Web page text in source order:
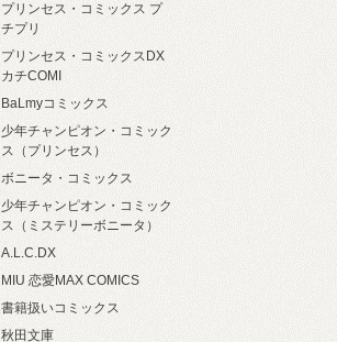
プリンセス・コミックス プ
チプリ
プリンセス・コミックスDX
カチCOMI
BaLmyコミックス
少年チャンピオン・コミック
ス（プリンセス）
ボニータ・コミックス
少年チャンピオン・コミック
ス（ミステリーボニータ）
A.L.C.DX
MIU 恋愛MAX COMICS
書籍扱いコミックス
秋田文庫